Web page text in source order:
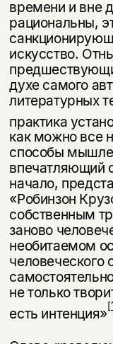
времени и вне
рациональны,
искусство.
духе самого
литературных
прак­тика
как можно все
способы
впечатляющий
начало,
«Робинзон
собственным
заново
необитаемом
не только
есть интенция»
Я
Я
не
Скажите,
вам уже